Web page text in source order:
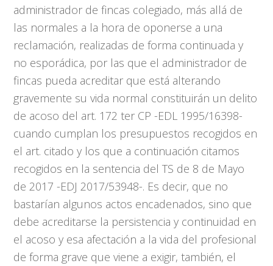
administrador de fincas colegiado, más allá de
las normales a la hora de oponerse a una
reclamación, realizadas de forma continuada y
no esporádica, por las que el administrador de
fincas pueda acreditar que está alterando
gravemente su vida normal constituirán un delito
de acoso del art. 172 ter CP -EDL 1995/16398-
cuando cumplan los presupuestos recogidos en
el art. citado y los que a continuación citamos
recogidos en la sentencia del TS de 8 de Mayo
de 2017 -EDJ 2017/53948-. Es decir, que no
bastarían algunos actos encadenados, sino que
debe acreditarse la persistencia y continuidad en
el acoso y esa afectación a la vida del profesional
de forma grave que viene a exigir, también, el